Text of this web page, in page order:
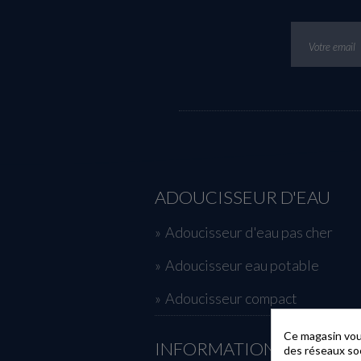
ADOUCISSEUR D'EAU
Adoucisseur d'eau pas cher
Adoucisseur eau potable
Adoucisseur compact
INFORMATIONS
Ce magasin
des réseaux